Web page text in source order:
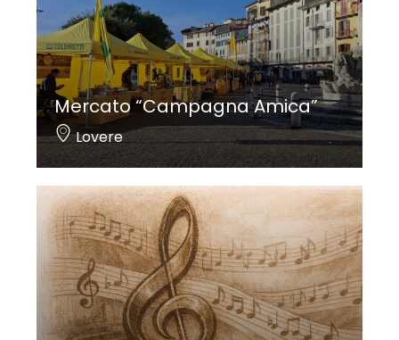
Mercato “Campagna Amica”
Lovere